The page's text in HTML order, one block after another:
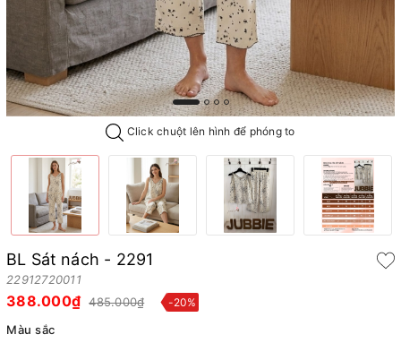
Click chuột lên hình để phóng to
BL Sát nách - 2291
22912720011
388.000₫ 485.000₫ -20%
Màu sắc